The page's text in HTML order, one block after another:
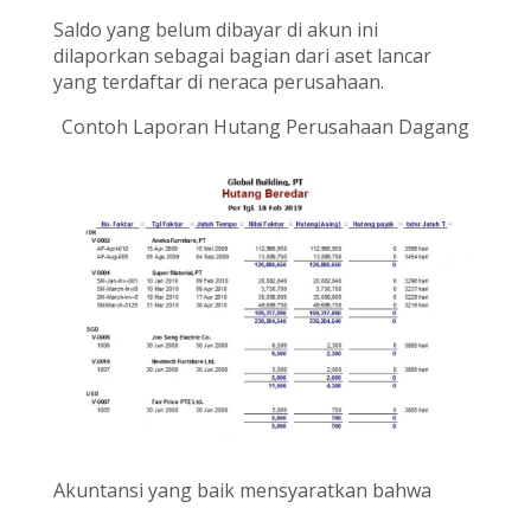
Saldo yang belum dibayar di akun ini
dilaporkan sebagai bagian dari aset lancar
yang terdaftar di neraca perusahaan.
Contoh Laporan Hutang Perusahaan Dagang
Akuntansi yang baik mensyaratkan bahwa